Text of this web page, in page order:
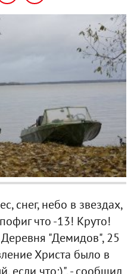
снег, небо в звездах,
что -13! Круто!
"Демидов", 25
Христа было в